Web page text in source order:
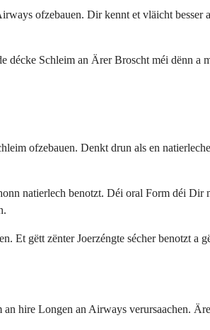
ofzebauen. Dir kennt et vläicht
Schleim an Ärer Broscht méi dënn
ofzebauen. Denkt drun als en
natierlech benotzt. Déi oral Form déi
gëtt zënter Joerzéngte sécher benotzt a
hire Longen an Airways verursaachen.